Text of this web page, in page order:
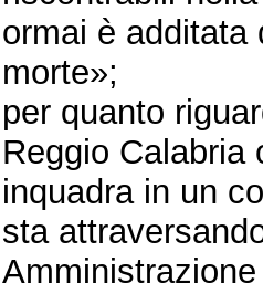
ormai è additata
morte»;
per quanto
Reggio Calabria
inquadra in un
sta